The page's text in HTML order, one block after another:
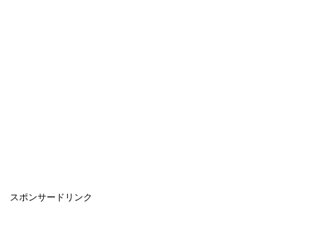
スポンサードリンク